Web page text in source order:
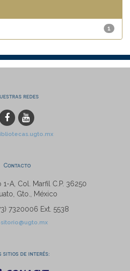
1
redes
Contacto
1-A, Col. Marfil C.P. 36250
Gto., México
7320006 Ext. 5538
sitios de interés: